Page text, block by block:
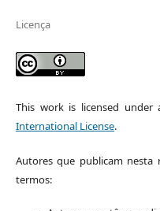
Licença
This work is licensed
International License.
Autores que publicam nesta
termos: